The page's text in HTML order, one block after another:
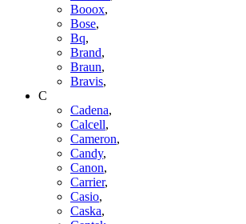
Booox,
Bose,
Bq,
Brand,
Braun,
Bravis,
C
Cadena,
Calcell,
Cameron,
Candy,
Canon,
Carrier,
Casio,
Caska,